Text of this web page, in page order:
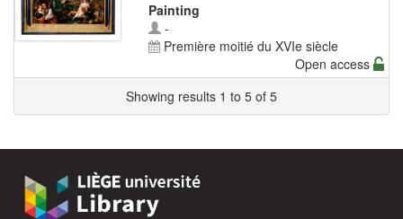
Painting
-
Première moitié du XVIe siècle
Open access
Showing results 1 to 5 of 5